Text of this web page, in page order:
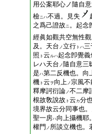
用公案耶心ノ隨自
檢ニハ不過。見失
之爲己證故ニ。起念
經眞如觀共空無性觀
及。天台 ノ 立行 トハ三
照 ト 云ルハ起念卽覺
レハ天台 ノ 隨自意三
是ハ第二反機也。向
機 ト 云 ヲ 向上ノ宗風不
釋摩訶衍論ノ不二摩
根故敎說故 ト 云 カ分
境界故云分同事也
聖一房ハ向上攝機耶
權門 ノ 所談立機也。